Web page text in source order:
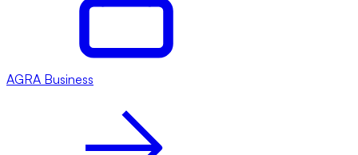
AGRA Business